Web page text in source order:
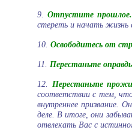
9.Отпустите прошлое.
стереть и начать жизнь
10. Освободитесь от
11. Перестаньте
12. Перестаньте
соответствии с тем,
внутреннее призвание.
деле. В итоге, они
отвлекать Вас с